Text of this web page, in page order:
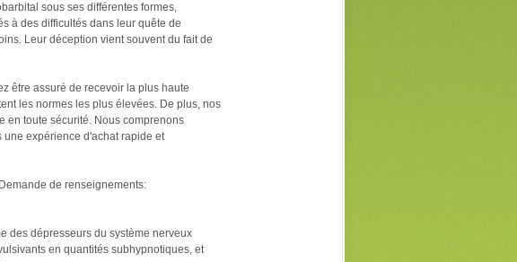
sous ses différentes formes,
à des difficultés dans leur quête de
Leur déception vient souvent du fait de
être assuré de recevoir la plus haute
les normes les plus élevées. De plus, nos
en toute sécurité. Nous comprenons
une expérience d'achat rapide et
de renseignements:
des dépresseurs du système nerveux
en quantités subhypnotiques, et